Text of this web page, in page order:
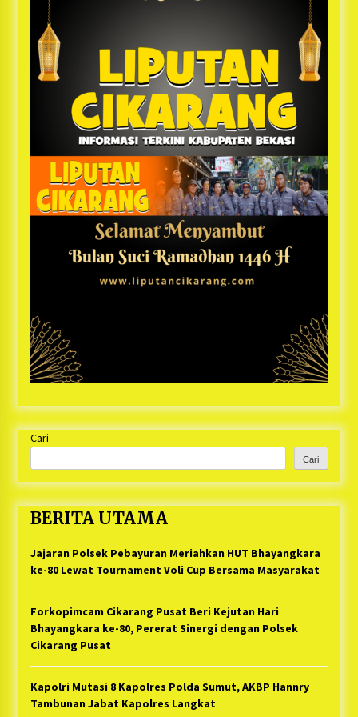
Cari
Cari
BERITA UTAMA
Jajaran Polsek Pebayuran Meriahkan HUT Bhayangkara
ke-80 Lewat Tournament Voli Cup Bersama Masyarakat
Forkopimcam Cikarang Pusat Beri Kejutan Hari
Bhayangkara ke-80, Pererat Sinergi dengan Polsek
Cikarang Pusat
Kapolri Mutasi 8 Kapolres Polda Sumut, AKBP Hannry
Tambunan Jabat Kapolres Langkat